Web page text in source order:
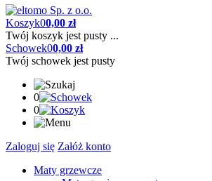
Koszyk00,00 zł
Twój koszyk jest pusty ...
Schowek00,00 zł
Twój schowek jest pusty
0
0
Zaloguj się Załóż konto
Maty grzewcze